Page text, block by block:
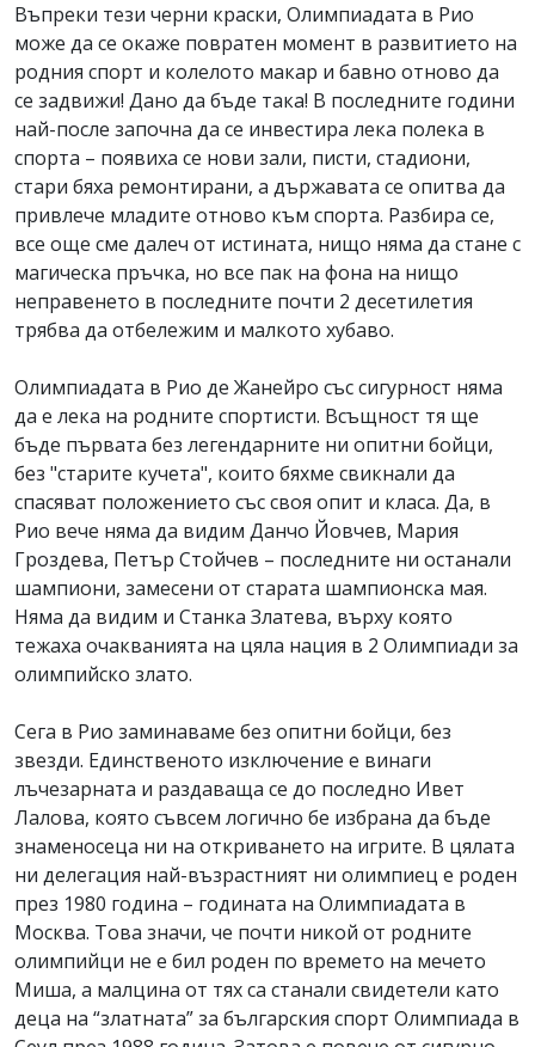
Въпреки тези черни краски, Олимпиадата в Рио
може да се окаже повратен момент в развитието на
родния спорт и колелото макар и бавно отново да
се задвижи! Дано да бъде така! В последните години
най-после започна да се инвестира лека полека в
спорта – появиха се нови зали, писти, стадиони,
стари бяха ремонтирани, а държавата се опитва да
привлече младите отново към спорта. Разбира се,
все още сме далеч от истината, нищо няма да стане с
магическа пръчка, но все пак на фона на нищо
неправенето в последните почти 2 десетилетия
трябва да отбележим и малкото хубаво.
Олимпиадата в Рио де Жанейро със сигурност няма
да е лека на родните спортисти. Всъщност тя ще
бъде първата без легендарните ни опитни бойци,
без "старите кучета", които бяхме свикнали да
спасяват положението със своя опит и класа. Да, в
Рио вече няма да видим Данчо Йовчев, Мария
Гроздева, Петър Стойчев – последните ни останали
шампиони, замесени от старата шампионска мая.
Няма да видим и Станка Златева, върху която
тежаха очакванията на цяла нация в 2 Олимпиади за
олимпийско злато.
Сега в Рио заминаваме без опитни бойци, без
звезди. Единственото изключение е винаги
лъчезарната и раздаваща се до последно Ивет
Лалова, която съвсем логично бе избрана да бъде
знаменосеца ни на откриването на игрите. В цялата
ни делегация най-възрастният ни олимпиец е роден
през 1980 година – годината на Олимпиадата в
Москва. Това значи, че почти никой от родните
олимпийци не е бил роден по времето на мечето
Миша, а малцина от тях са станали свидетели като
деца на “златната” за българския спорт Олимпиада в